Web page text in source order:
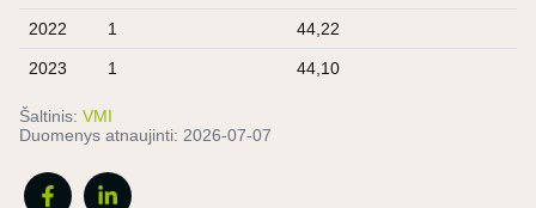
2022 1 44,22
2023 1 44,10
Šaltinis: VMI
Duomenys atnaujinti: 2026-07-07